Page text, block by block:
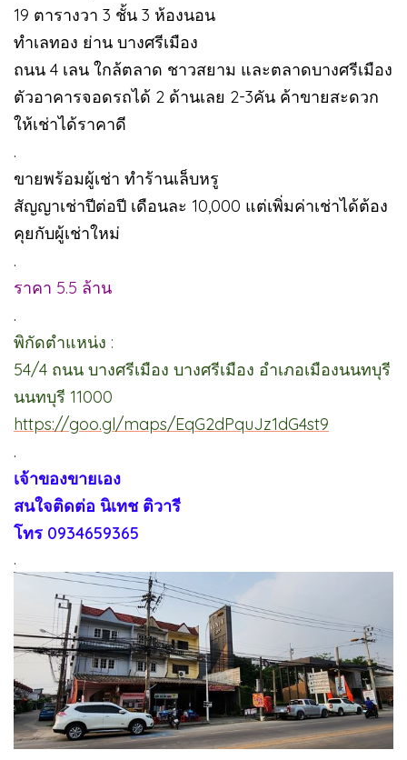
19 ตารางวา 3 ชั้น 3 ห้องนอน
ทำเลทอง ย่าน บางศรีเมือง
ถนน 4 เลน ใกล้ตลาด ชาวสยาม และตลาดบางศรีเมือง
ตัวอาคารจอดรถได้ 2 ด้านเลย 2-3คัน ค้าขายสะดวก
ให้เช่าได้ราคาดี
.
ขายพร้อมผู้เช่า ทำร้านเล็บหรู
สัญญาเช่าปีต่อปี เดือนละ 10,000 แต่เพิ่มค่าเช่าได้ต้อง
คุยกับผู้เช่าใหม่
.
ราคา 5.5 ล้าน
.
พิกัดตำแหน่ง :
54/4 ถนน บางศรีเมือง บางศรีเมือง อำเภอเมืองนนทบุรี
นนทบุรี 11000
https://goo.gl/maps/EqG2dPquJz1dG4st9
.
เจ้าของขายเอง
สนใจติดต่อ นิเทช ติวารี
โทร 0934659365
.